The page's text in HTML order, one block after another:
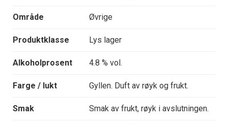
Område Øvrige
Produktklasse Lys lager
Alkoholprosent 4.8 % vol.
Farge / lukt Gyllen. Duft av røyk og frukt.
Smak Smak av frukt, røyk i avslutningen.